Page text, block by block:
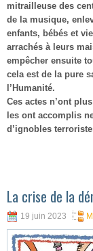
mitrailleuse des
de la musique,
enfants, bébés et
arrachés à leurs
empêcher ensuite
cela est de la pure
l’Humanité.
Ces actes n’ont
les ont accomplis
d’ignobles
La crise de la
19 juin 2023